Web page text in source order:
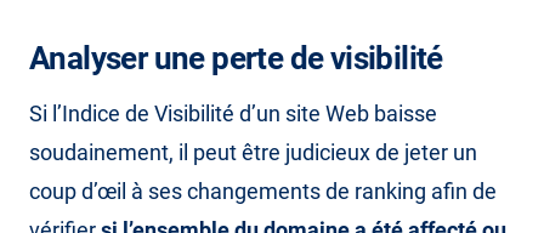
Analyser une perte de visibilité
Si l’Indice de Visibilité d’un site Web baisse
soudainement, il peut être judicieux de jeter un
coup d’œil à ses changements de ranking afin de